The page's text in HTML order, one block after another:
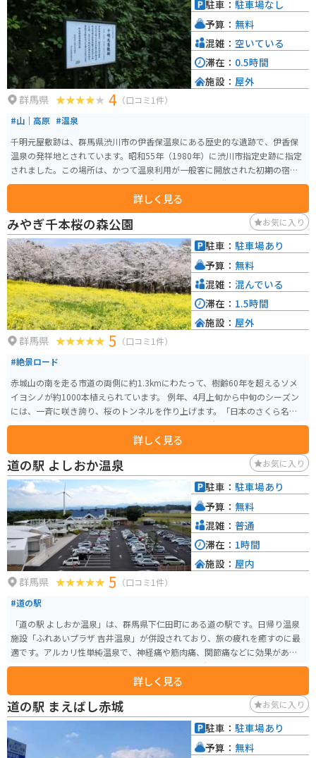
群馬県 4 （口コミ1件）
#山｜高原 #温泉
千明元屋敷跡は、群馬県渋川市の伊香保温泉にある歴史的な遺跡で、伊香保
温泉の発祥地とされています。昭和55年（1980年）に渋川市指定史跡に指定
されました。この場所は、かつて温泉利用が一般客に開放された初期の宿泊
施設の跡地であり、現在でも石垣が残っています。温泉街からはやや離れた
場所に位置しているため、静かに歴史を感じることができます。周辺には紅
葉が美しい河鹿橋があり、四季折々の自然の美しさを楽しむことができま
す。
詳しく見る
駐車： 駐車場なし
予算： 無料
混雑： 空いている
滞在： 0.5時間
施設： 屋外
みやぎ千本桜の森公園 お気に入り
群馬県 5 （口コミ1件）
#絶景ロード
赤城山の南を走る市道の両側に約1.3kmにわたって、樹齢60年を超えるソメ
イヨシノが約1000本植えられています。 例年、4月上旬から中旬のシーズン
には、一斉に咲き誇り、桜のトンネルを作り上げます。「日本のさくら名所1
00選」に選ばれており、県下では有数のサクラの名所となっています。 開花
の時期に合わせて「赤城南面千本桜まつり」が開催され、郷土芸能発表や農
産物直売が行われ夜にはライトアップされます。
詳しく見る
駐車： 駐車場あり
予算： 無料
混雑： 混んでいる
滞在： 1.5時間
施設： 屋外
道の駅 よしおか温泉 お気に入り
群馬県 5 （口コミ1件）
#道の駅
「道の駅 よしおか温泉」は、群馬県下仁田町にある道の駅です。日帰り温泉
施設「ふれあいプラザ 吉井温泉」が併設されており、旅の疲れを癒すのに最
適です。アルカリ性単純温泉で、神経痛や筋肉痛、関節痛などに効果がある
とされています。 地元の新鮮な農産物が並ぶ直売所や、群馬名物を味わえる
レストランも人気です。特に、上州麦豚や地元産こんにゃくを使った料理は
おすすめです。 バイクで訪れる場合、道の駅に隣接する「滝見橋駐車場」が
便利です。トイレや休憩スペースもあり、ツーリングの休憩スポットとして
も最適です。周辺には、緑豊かな山々や渓谷など、自然豊かな観光スポットも
点在しており、ツーリングコースとしてもおすすめです。道の駅では、周辺
の観光情報も入手できるので、ぜひ立ち寄ってみてください。
詳しく見る
駐車： 駐車場あり
予算： 無料
混雑： 普通
滞在： 1時間
施設： 屋内
道の駅 まえばし赤城 お気に入り
駐車： 駐車場あり
予算： 無料